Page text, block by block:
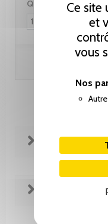
Ce site
et
vous
Nos
Autre
Quantité :
FICHE
REVUE DE